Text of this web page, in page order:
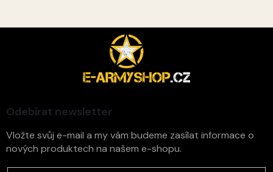
Odebírat newsletter
Vložte svůj e-mail a my vám budeme zasílat informace o
nových produktech na našem e-shopu.